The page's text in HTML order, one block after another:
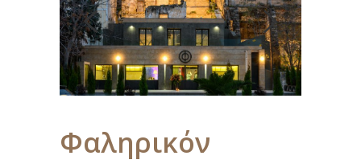
Φαληρικόν